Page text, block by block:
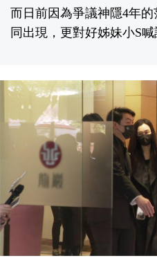
而日前因為爭議神隱4年
同出現，更對好姊妹小S喊